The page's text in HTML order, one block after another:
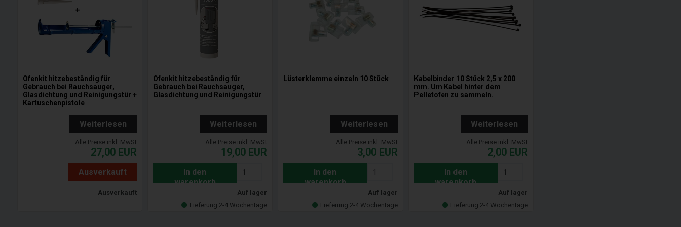
Ofenkit hitzebeständig für
Gebrauch bei Rauchsauger,
Glasdichtung und Reinigungstür +
Kartuschenpistole
Weiterlesen
Alle Preise inkl. MwSt
27,00 EUR
Ausverkauft
Ausverkauft
Ofenkit hitzebeständig für
Gebrauch bei Rauchsauger,
Glasdichtung und Reinigungstür
Weiterlesen
Alle Preise inkl. MwSt
19,00 EUR
In den
warenkorb
Auf lager
Lieferung 2-4 Wochentage
Lüsterklemme einzeln 10 Stück
Weiterlesen
Alle Preise inkl. MwSt
3,00 EUR
In den
warenkorb
Auf lager
Lieferung 2-4 Wochentage
Kabelbinder 10 Stück 2,5 x 200
mm. Um Kabel hinter dem
Pelletofen zu sammeln.
Weiterlesen
Alle Preise inkl. MwSt
2,00 EUR
In den
warenkorb
Auf lager
Lieferung 2-4 Wochentage